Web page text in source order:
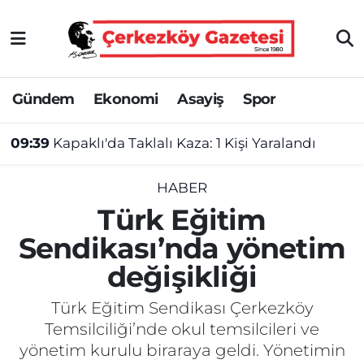
Gündem Ekonomi Asayiş Spor
09:39 Kapaklı'da Taklalı Kaza: 1 Kişi Yaralandı
HABER
Türk Eğitim
Sendikası’nda yönetim
değişikliği
Türk Eğitim Sendikası Çerkezköy
Temsilciliği’nde okul temsilcileri ve
yönetim kurulu biraraya geldi. Yönetimin
Asayiş
Ekonomi
Gündem
Kültür&Sanat
SAĞLIK
Spor
Tekirdağ Nöbetçi Eczaneler
Tekirdağ Hava Durumu
Tekirdağ Namaz Vakitleri
Tekirdağ Trafik Yoğunluk Haritası
Süper Lig Puan Durumu ve Fikstür
Tüm Manşetler
Son Dakika Haberleri
Haber Arşivi